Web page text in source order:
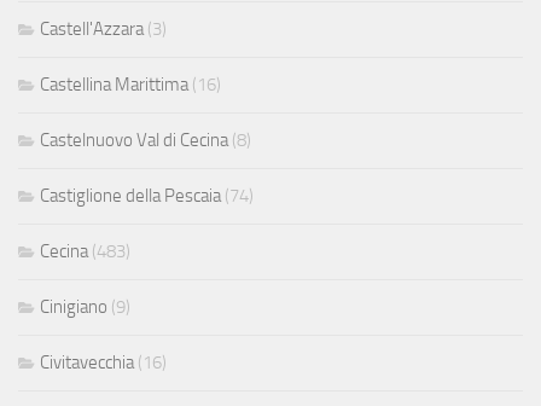
Castell'Azzara (3)
Castellina Marittima (16)
Castelnuovo Val di Cecina (8)
Castiglione della Pescaia (74)
Cecina (483)
Cinigiano (9)
Civitavecchia (16)